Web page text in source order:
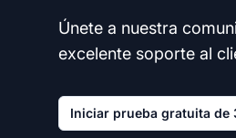
Únete a nuestra
excelente soporte al
Iniciar prueba gratuita de